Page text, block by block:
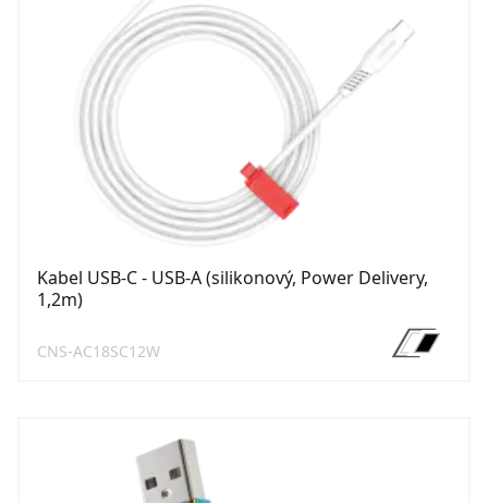
Kabel USB-C - USB-A (silikonový, Power Delivery,
1,2m)
CNS-AC18SC12W